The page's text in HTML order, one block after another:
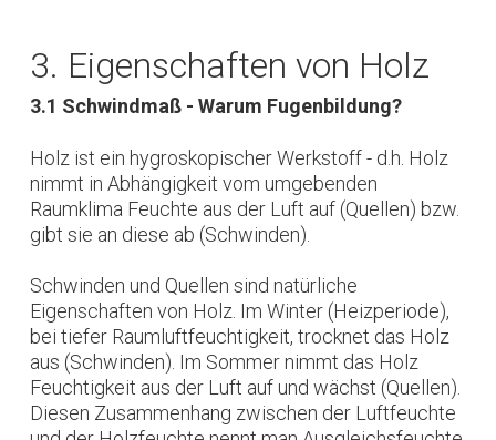
3. Eigenschaften von Holz
3.1 Schwindmaß - Warum Fugenbildung?
Holz ist ein hygroskopischer Werkstoff - d.h. Holz
nimmt in Abhängigkeit vom umgebenden
Raumklima Feuchte aus der Luft auf (Quellen) bzw.
gibt sie an diese ab (Schwinden).
Schwinden und Quellen sind natürliche
Eigenschaften von Holz. Im Winter (Heizperiode),
bei tiefer Raumluftfeuchtigkeit, trocknet das Holz
aus (Schwinden). Im Sommer nimmt das Holz
Feuchtigkeit aus der Luft auf und wächst (Quellen).
Diesen Zusammenhang zwischen der Luftfeuchte